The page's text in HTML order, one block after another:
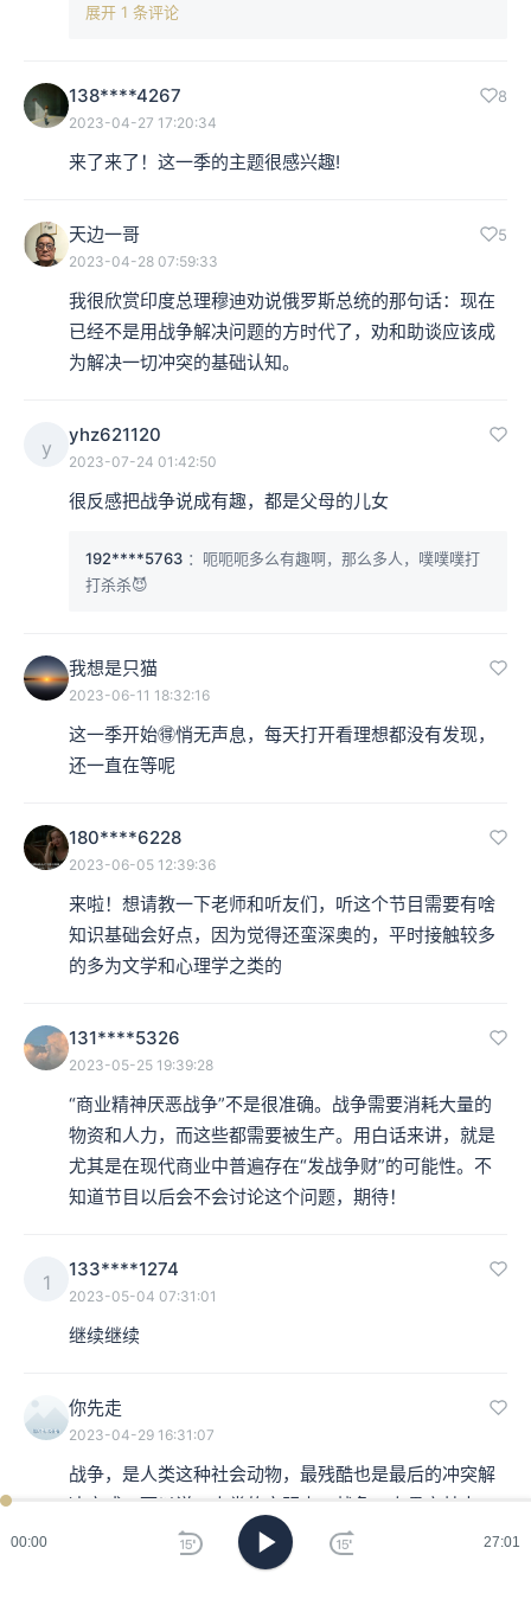
00:00 27:01
展开 1 条评论
138****4267 8
2023-04-27 17:20:34
来了来了！这一季的主题很感兴趣!
天边一哥 5
2023-04-28 07:59:33
我很欣赏印度总理穆迪劝说俄罗斯总统的那句话：现在
已经不是用战争解决问题的方时代了，劝和助谈应该成
为解决一切冲突的基础认知。
y
yhz621120
2023-07-24 01:42:50
很反感把战争说成有趣，都是父母的儿女
192****5763 ：呃呃呃多么有趣啊，那么多人，噗噗噗打
打杀杀😈
我想是只猫
2023-06-11 18:32:16
这一季开始🉐️悄无声息，每天打开看理想都没有发现，
还一直在等呢
180****6228
2023-06-05 12:39:36
来啦！想请教一下老师和听友们，听这个节目需要有啥
知识基础会好点，因为觉得还蛮深奥的，平时接触较多
的多为文学和心理学之类的
131****5326
2023-05-25 19:39:28
“商业精神厌恶战争”不是很准确。战争需要消耗大量的
物资和人力，而这些都需要被生产。用白话来讲，就是
尤其是在现代商业中普遍存在“发战争财”的可能性。不
知道节目以后会不会讨论这个问题，期待！
1
133****1274
2023-05-04 07:31:01
继续继续
你先走
2023-04-29 16:31:07
战争，是人类这种社会动物，最残酷也是最后的冲突解
决方式。可以说，人类的文明史，战争一直贯穿其中，
诡异的是它既破坏文明，又激发文明。